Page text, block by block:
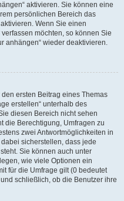
aktivieren. Sie können eine
persönlichen Bereich das
Wenn Sie einen
möchten, so können Sie
anhängen“ wieder deaktivieren.
ersten Beitrag eines Themas
erstellen“ unterhalb des
diesen Bereich nicht sehen
die Berechtigung, Umfragen zu
zwei Antwortmöglichkeiten in
sicherstellen, dass jede
Sie können auch unter
wie viele Optionen ein
für die Umfrage gilt (0 bedeutet
schließlich, ob die Benutzer ihre